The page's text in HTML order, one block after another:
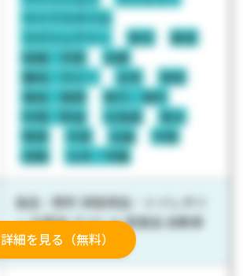
詳細を見る（無料）
ライフスタイル
ラグジュアリー
育児
教育
結婚／恋愛
主婦
趣味／ホビー
女性
地域
美容／健康
旅行／海外
料理／飲食
北海道
東北
関東
中部 近畿
中国
四国
九州／沖縄
食品・飲料 家庭用品・トイレタリ
ー 化粧品 アパレル 医薬品 自動車
学校・教育